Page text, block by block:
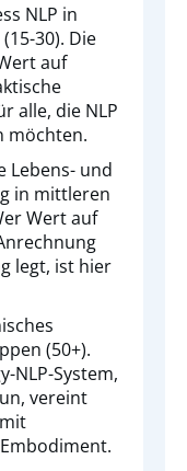
NLP in
30). Die
auf
alle, die NLP
möchten.
Lebens- und
in mittleren
Wert auf
legt, ist hier
(50+).
NLP-System,
vereint